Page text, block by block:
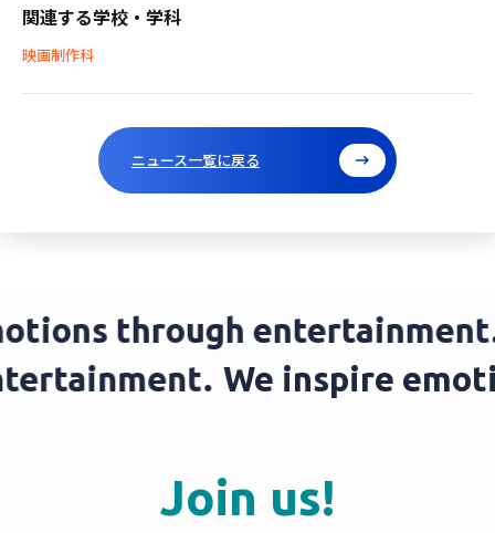
関連する学校・学科
映画制作科
ニュース一覧に戻る
through entertainment.
We inspire
Join us!